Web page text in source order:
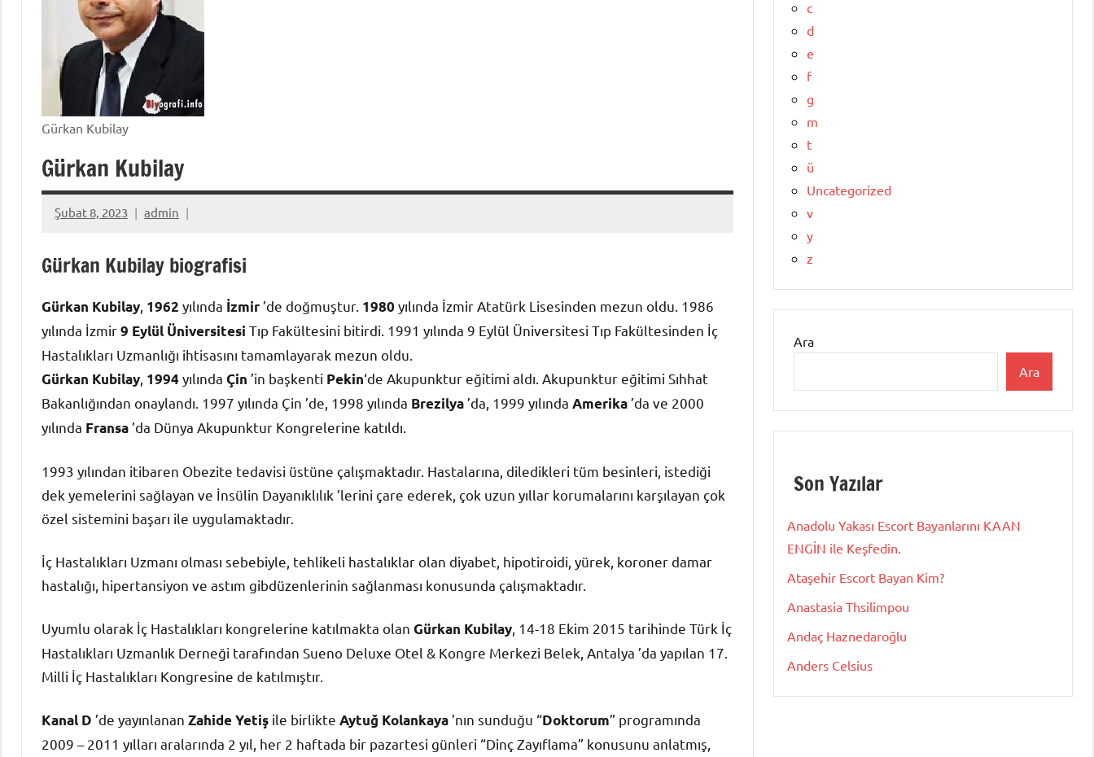
Gürkan Kubilay
Gürkan Kubilay
Şubat 8, 2023 admin
Gürkan Kubilay biografisi
Gürkan Kubilay 1962 yılında İzmir’de doğmuştur. 1980 yılında İzmir Atatürk Lisesinden mezun oldu. 1986
yılında İzmir9 Eylül Üniversitesi Tıp Fakültesini bitirdi. 1991 yılında 9 Eylül Üniversitesi Tıp Fakültesinden İç
Hastalıkları Uzmanlığı ihtisasını tamamlayarak mezun oldu.
Gürkan Kubilay 1994yılında Çin ’in başkenti Pekin‘de Akupunktur eğitimi aldı. Akupunktur eğitimi Sıhhat
Bakanlığından onaylandı. 1997 yılında Çin ’de, 1998 yılında Brezilya’da, 1999 yılında Amerika’da ve 2000
yılında Fransa’da Dünya Akupunktur Kongrelerine katıldı.
1993 yılından itibaren Obezite tedavisi üstüne çalışmaktadır. Hastalarına, diledikleri tüm besinleri, istediği
dek yemelerini sağlayan ve İnsülin Dayanıklılık ’lerini çare ederek, çok uzun yıllar korumalarını karşılayan çok
özel sistemini başarı ile uygulamaktadır.
İç Hastalıkları Uzmanı olması sebebiyle, tehlikeli hastalıklar olan diyabet, hipotiroidi, yürek, koroner damar
hastalığı, hipertansiyon ve astım gibdüzenlerinin sağlanması konusunda çalışmaktadır.
Uyumlu olarak İç Hastalıkları kongrelerine katılmakta olan Gürkan Kubilay , 14-18 Ekim 2015 tarihinde Türk İç
Hastalıkları Uzmanlık Derneği tarafından Sueno Deluxe Otel & Kongre Merkezi Belek, Antalya ’da yapılan 17.
Milli İç Hastalıkları Kongresine de katılmıştır.
Kanal D ’de yayınlanan Zahide Yetiş ile birlikte Aytuğ Kolankaya’nın sunduğu “Doktorum” programında
2009 – 2011 yılları aralarında 2 yıl, her 2 haftada bir pazartesi günleri “Dinç Zayıflama” konusunu anlatmış,
c
d
e
f
g
m
t
ü
Uncategorized
v
y
z
Ara
Ara
Son Yazılar
Anadolu Yakası Escort Bayanlarını KAAN
ENGİN ile Keşfedin.
Ataşehir Escort Bayan Kim?
Anastasia Thsilimpou
Andaç Haznedaroğlu
Anders Celsius